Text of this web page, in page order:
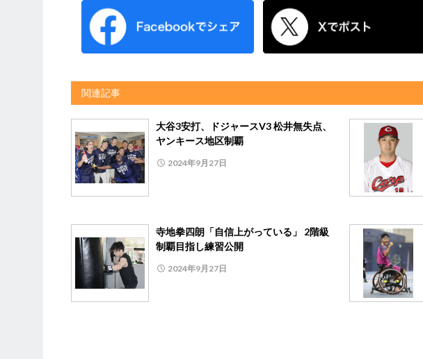
関連記事
大谷3安打、ドジャースV3 松井無失点、
ヤンキース地区制覇
2024年9月27日
寺地拳四朗「自信上がっている」 2階級
制覇目指し練習公開
2024年9月27日